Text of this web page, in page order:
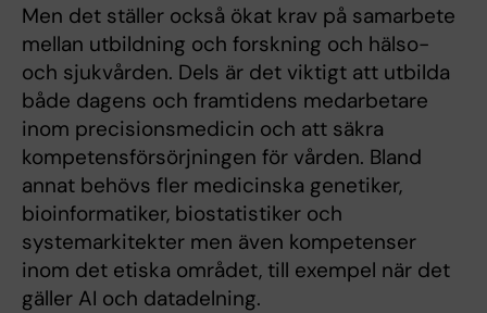
Men det ställer också ökat krav på samarbete
mellan utbildning och forskning och hälso-
och sjukvården. Dels är det viktigt att utbilda
både dagens och framtidens medarbetare
inom precisionsmedicin och att säkra
kompetensförsörjningen för vården. Bland
annat behövs fler medicinska genetiker,
bioinformatiker, biostatistiker och
systemarkitekter men även kompetenser
inom det etiska området, till exempel när det
gäller AI och datadelning.